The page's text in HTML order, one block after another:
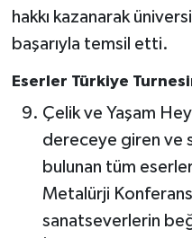
hakkı kazanarak
başarıyla temsil etti.
Eserler Türkiye
Çelik ve Yaşam
dereceye giren ve
bulunan tüm
Metalürji Konferans
sanatseverlerin